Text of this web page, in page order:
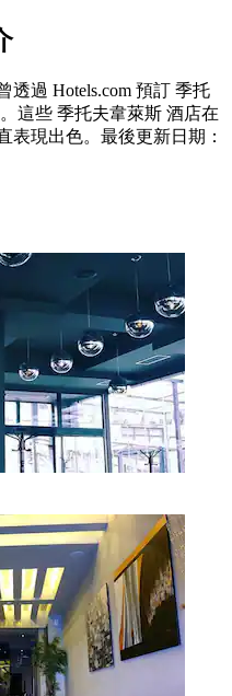
過 Hotels.com 預訂 季托
這些 季托夫韋萊斯 酒店在
表現出色。最後更新日期：